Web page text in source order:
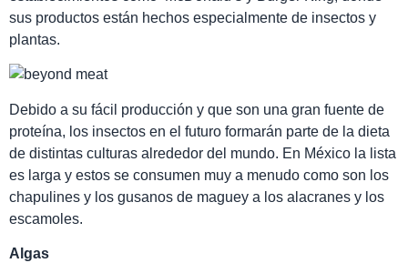
sus productos están hechos especialmente de insectos y
plantas.
Debido a su fácil producción y que son una gran fuente de
proteína, los insectos en el futuro formarán parte de la dieta
de distintas culturas alrededor del mundo. En México la lista
es larga y estos se consumen muy a menudo como son los
chapulines y los gusanos de maguey a los alacranes y los
escamoles.
Algas